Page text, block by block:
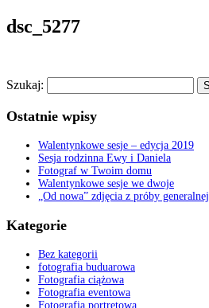
dsc_5277
Szukaj:
Ostatnie wpisy
Walentynkowe sesje – edycja 2019
Sesja rodzinna Ewy i Daniela
Fotograf w Twoim domu
Walentynkowe sesje we dwoje
„Od nowa” zdjęcia z próby generalnej
Kategorie
Bez kategorii
fotografia buduarowa
Fotografia ciążowa
Fotografia eventowa
Fotografia portretowa